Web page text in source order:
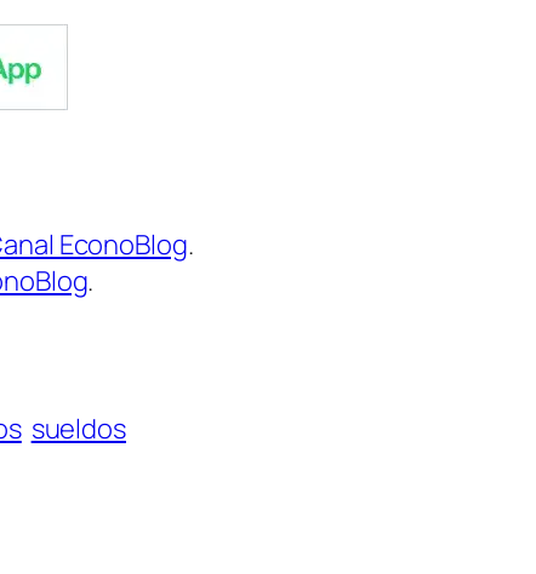
EconoBlog.
.
sueldos